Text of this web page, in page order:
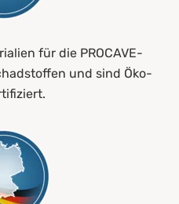
für die PROCAVE-
und sind Öko-